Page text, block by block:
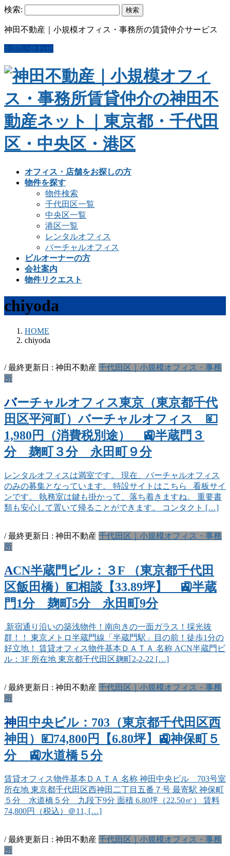
検索:
神田不動産｜小規模オフィス・事務所の賃貸仲介サービス
お問い合わせ
オフィス・店舗をお探しの方
物件を探す
物件検索
千代田区一覧
中央区一覧
港区一覧
レンタルオフィス
バーチャルオフィス
ビルオーナーの方
会社案内
物件リクエスト
chiyoda
HOME
chiyoda
/ 最終更新日 : 神田不動産 千代田区｜小規模オフィス・事務
所
バーチャルオフィス東京（東京都千代
田区平河町）バーチャルオフィス 💴
1,980円（消費税別途） 🚉半蔵門３
分 麹町３分 永田町９分
レンタルオフィスは満室です。 現在、バーチャルオフィス
のみの募集となっています。 特設サイトはこちら 看板サイ
ンです。 執務室は鍵も掛かって、落ち着きますね。 重要書
類も安心して置いて帰ることができます。 コンタクト […]
/ 最終更新日 : 神田不動産 千代田区｜小規模オフィス・事務
所
ACN半蔵門ビル：３F （東京都千代田
区飯田橋）💴相談【33.89坪】 🚉半蔵
門1分 麹町5分 永田町9分
新宿通り沿いの築浅物件！南向きの一面ガラス！採光抜
群！！ 東京メトロ半蔵門線「半蔵門駅」目の前！徒歩1分の
好立地！ 賃貸オフィス物件基本ＤＡＴＡ 名称 ACN半蔵門ビ
ル：3F 所在地 東京都千代田区麹町2-2-22 […]
/ 最終更新日 : 神田不動産 千代田区｜小規模オフィス・事務
所
神田中央ビル：703（東京都千代田区西
神田）💴74,800円【6.80坪】🚉神保町５
分 🚉水道橋５分
賃貸オフィス物件基本ＤＡＴＡ 名称 神田中央ビル 703号室
所在地 東京都千代田区西神田二丁目五番７号 最寄駅 神保町
５分 水道橋５分 九段下9分 面積 6.80坪（22.50㎡） 賃料
74,800円（税込）＠11, […]
/ 最終更新日 : 神田不動産 千代田区｜小規模オフィス・事務
所